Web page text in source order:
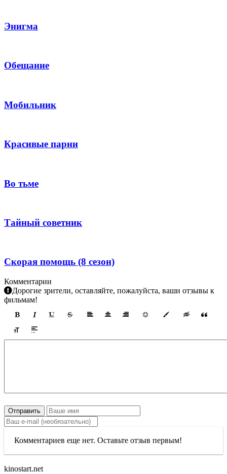
Энигма
Обещание
Мобильник
Красивые парни
Во тьме
Тайный советник
Скорая помощь (8 сезон)
Комментарии
Дорогие зрители, оставляйте, пожалуйста, ваши отзывы к
фильмам!
Отправить
Комментариев еще нет. Оставьте отзыв первым!
kinostart.net